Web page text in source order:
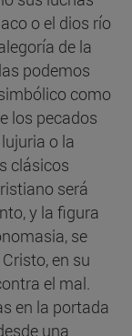
o el dios río
de la
podemos
como
los pecados
o la
clásicos
será
y la figura
se
en su
el mal.
en la portada
una